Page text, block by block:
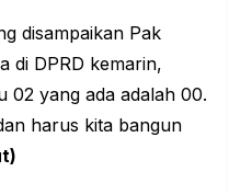
disampaikan Pak
di DPRD kemarin,
02 yang ada adalah 00.
harus kita bangun